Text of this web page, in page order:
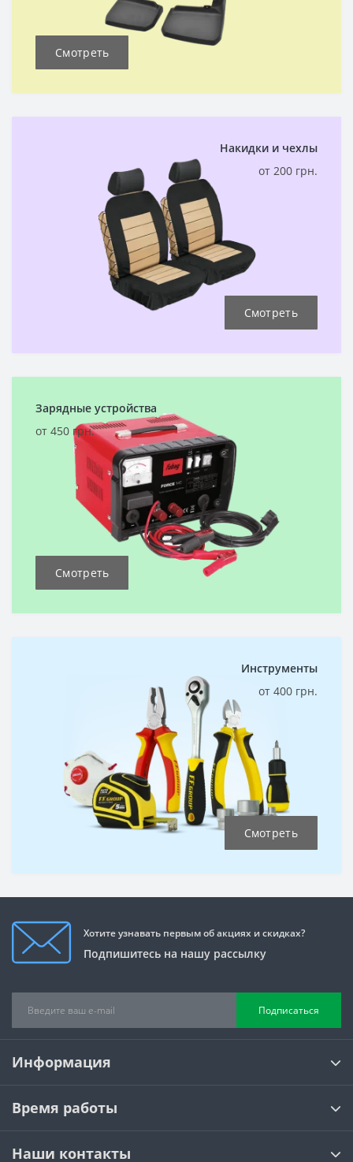
Смотреть
Накидки и чехлы
от 200 грн.
Смотреть
Зарядные устройства
от 450 грн.
Смотреть
Инструменты
от 400 грн.
Смотреть
Хотите узнавать первым об акциях и скидках?
Подпишитесь на нашу рассылку
Подписаться
Информация
Время работы
Наши контакты